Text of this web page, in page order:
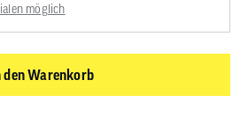
möglich
den Warenkorb